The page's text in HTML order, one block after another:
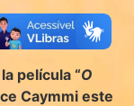
película “O
Caymmi este